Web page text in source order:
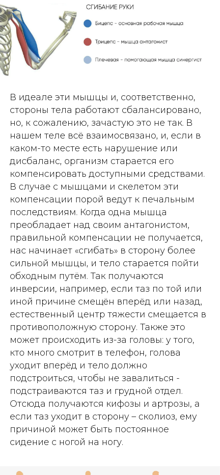
В идеале эти мышцы и, соответственно,
стороны тела работают сбалансировано,
но, к сожалению, зачастую это не так. В
нашем теле всё взаимосвязано, и, если в
каком-то месте есть нарушение или
дисбаланс, организм старается его
компенсировать доступными средствами.
В случае с мышцами и скелетом эти
компенсации порой ведут к печальным
последствиям. Когда одна мышца
преобладает над своим антагонистом,
правильной компенсации не получается,
нас начинает «сгибать» в сторону более
сильной мышцы, и тело старается пойти
обходным путём. Так получаются
инверсии, например, если таз по той или
иной причине смещён вперёд или назад,
естественный центр тяжести смещается в
противоположную сторону. Также это
может происходить из-за головы: у того,
кто много смотрит в телефон, голова
уходит вперёд и тело должно
подстроиться, чтобы не завалиться -
подстраиваются таз и грудной отдел.
Отсюда получаются кифозы и артрозы, а
если таз уходит в сторону – сколиоз, ему
причиной может быть постоянное
сидение с ногой на ногу.